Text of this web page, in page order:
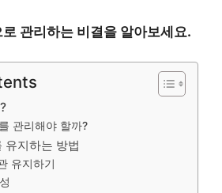
관리하는 비결을 알아보세요.
관리해야 할까?
유지하는 방법
유지하기